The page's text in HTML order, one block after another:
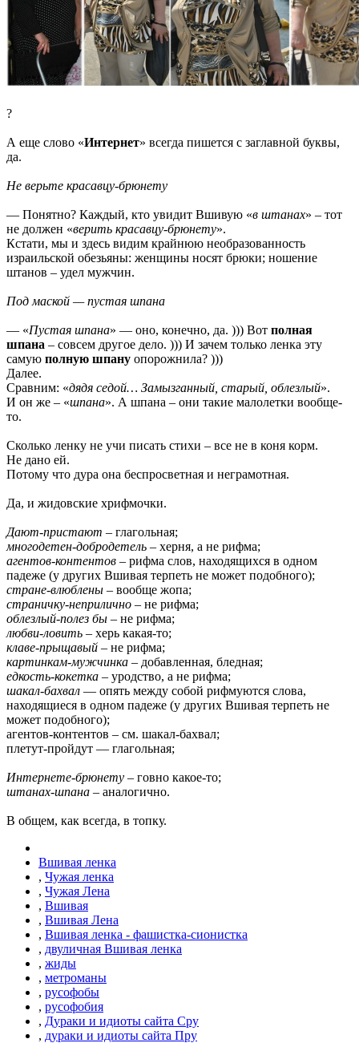
?
А еще слово «Интернет» всегда пишется с заглавной буквы,
да.
Не верьте красавцу-брюнету
— Понятно? Каждый, кто увидит Вшивую «в штанах» – тот
не должен «верить красавцу-брюнету».
Кстати, мы и здесь видим крайнюю необразованность
израильской обезьяны: женщины носят брюки; ношение
штанов – удел мужчин.
Под маской — пустая шпана
— «Пустая шпана» — оно, конечно, да. ))) Вот полная
шпана – совсем другое дело. ))) И зачем только ленка эту
самую полную шпану опорожнила? )))
Далее.
Сравним: «дядя седой… Замызганный, старый, облезлый».
И он же – «шпана». А шпана – они такие малолетки вообще-
то.
Сколько ленку не учи писать стихи – все не в коня корм.
Не дано ей.
Потому что дура она беспросветная и неграмотная.
Да, и жидовские хрифмочки.
Дают-пристают – глагольная;
многодетен-добродетель – херня, а не рифма;
агентов-контентов – рифма слов, находящихся в одном
падеже (у других Вшивая терпеть не может подобного);
стране-влюблены – вообще жопа;
страничку-неприлично – не рифма;
облезлый-полез бы – не рифма;
любви-ловить – херь какая-то;
клаве-прыщавый – не рифма;
картинкам-мужчинка – добавленная, бледная;
едкость-кокетка – уродство, а не рифма;
шакал-бахвал — опять между собой рифмуются слова,
находящиеся в одном падеже (у других Вшивая терпеть не
может подобного);
агентов-контентов – см. шакал-бахвал;
плетут-пройдут — глагольная;
Интернете-брюнету – говно какое-то;
штанах-шпана – аналогично.
В общем, как всегда, в топку.
Вшивая ленка
, Чужая ленка
, Чужая Лена
, Вшивая
, Вшивая Лена
, Вшивая ленка - фашистка-сионистка
, двуличная Вшивая ленка
, жиды
, метроманы
, русофобы
, русофобия
, Дураки и идиоты сайта Сру
, дураки и идиоты сайта Пру